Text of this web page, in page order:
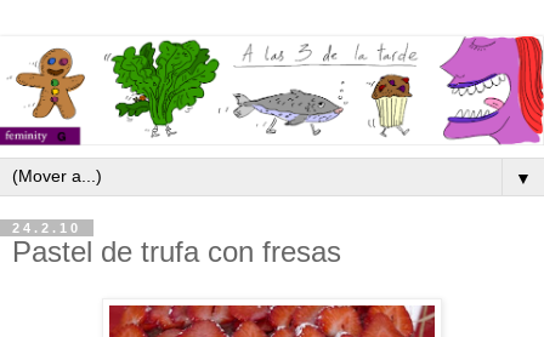
▼
24.2.10
Pastel de trufa con fresas